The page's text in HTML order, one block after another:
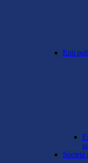
Enti
Società